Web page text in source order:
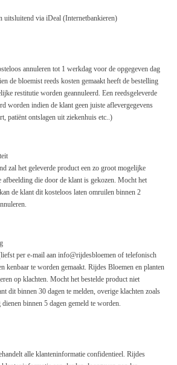
uitsluitend via iDeal (Internetbankieren)
annuleren tot 1 werkdag voor de opgegeven dag
de bloemist reeds kosten gemaakt heeft de bestelling
restitutie worden geannuleerd. Een reedsgeleverde
worden indien de klant geen juiste aflevergegevens
patiënt ontslagen uit ziekenhuis etc..)
zal het geleverde product een zo groot mogelijke
afbeelding die door de klant is gekozen. Mocht het
de klant dit kosteloos laten omruilen binnen 2
per e-mail aan info@rijdesbloemen of telefonisch
kenbaar te worden gemaakt. Rijdes Bloemen en planten
op klachten. Mocht het bestelde product niet
dit binnen 30 dagen te melden, overige klachten zoals
binnen 5 dagen gemeld te worden.
alle klanteninformatie confidentieel. Rijdes